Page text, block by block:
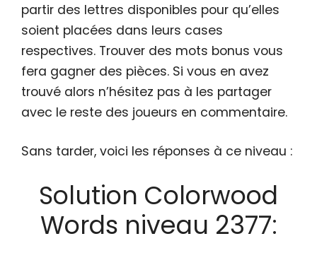
partir des lettres disponibles pour qu’elles
soient placées dans leurs cases
respectives. Trouver des mots bonus vous
fera gagner des pièces. Si vous en avez
trouvé alors n’hésitez pas à les partager
avec le reste des joueurs en commentaire.
Sans tarder, voici les réponses à ce niveau :
Solution Colorwood
Words niveau 2377: